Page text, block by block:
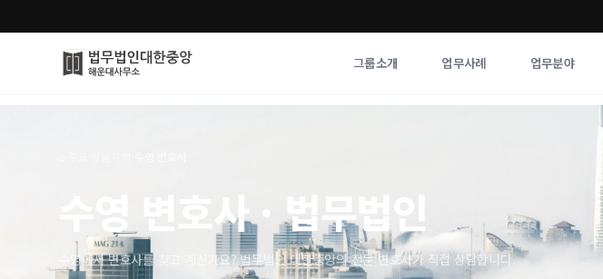
그룹소개 업무사례 업무분야
사례분석/최신동향
법률정보
법률지식인
수영 변호사 · 법무법인
수영에서 변호사를 찾고 계신가요? 법무법인 대한중앙의 전문 변호사가 직접 상담합니다.